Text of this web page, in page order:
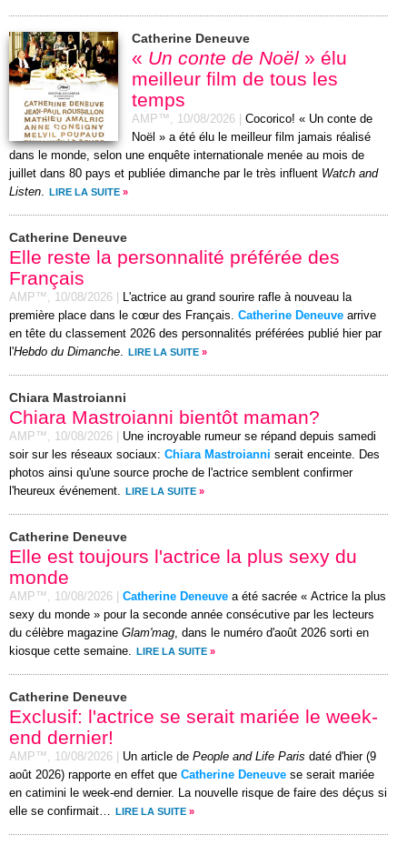
Catherine Deneuve
« Un conte de Noël » élu
meilleur film de tous les
temps
AMP™, 10/08/2026
Cocorico! « Un conte de
Noël » a été élu le meilleur film jamais réalisé
dans le monde, selon une enquête internationale menée au mois de
juillet dans 80 pays et publiée dimanche par le très influent Watch and
Listen. LIRE LA SUITE »
Catherine Deneuve
Elle reste la personnalité préférée des
Français
AMP™, 10/08/2026
L'actrice au grand sourire rafle à nouveau la
première place dans le cœur des Français. Catherine Deneuve arrive
en tête du classement 2026 des personnalités préférées publié hier par
l'Hebdo du Dimanche. LIRE LA SUITE »
Chiara Mastroianni
Chiara Mastroianni bientôt maman?
AMP™, 10/08/2026
Une incroyable rumeur se répand depuis samedi
soir sur les réseaux sociaux: Chiara Mastroianni serait enceinte. Des
photos ainsi qu'une source proche de l'actrice semblent confirmer
l'heureux événement.
LIRE LA SUITE »
Catherine Deneuve
Elle est toujours l'actrice la plus sexy du
monde
AMP™, 10/08/2026 Catherine Deneuve a été sacrée « Actrice la plus
sexy du monde » pour la seconde année consécutive par les lecteurs
du célèbre magazine Glam'mag, dans le numéro d'août 2026 sorti en
kiosque cette semaine.
LIRE LA SUITE »
Catherine Deneuve
Exclusif: l'actrice se serait mariée le week-
end dernier!
AMP™, 10/08/2026 Un article de People and Life Paris daté d'hier (9
août 2026) rapporte en effet que Catherine Deneuve se serait mariée
en catimini le week-end dernier. La nouvelle risque de faire des déçus si
elle se confirmait…
LIRE LA SUITE »